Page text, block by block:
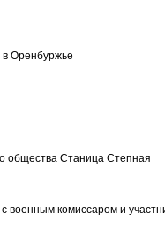
в Оренбуржье
общества Станица Степная
военным комиссаром и